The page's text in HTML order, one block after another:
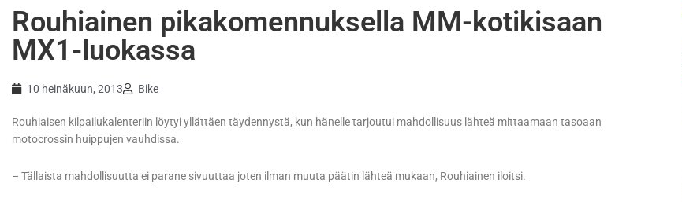
Rouhiainen pikakomennuksella MM-kotikisaan
MX1-luokassa
10 heinäkuun, 2013 Bike
Rouhiaisen kilpailukalenteriin löytyi yllättäen täydennystä, kun hänelle tarjoutui mahdollisuus lähteä mittaamaan tasoaan
motocrossin huippujen vauhdissa.
– Tällaista mahdollisuutta ei parane sivuuttaa joten ilman muuta päätin lähteä mukaan, Rouhiainen iloitsi.